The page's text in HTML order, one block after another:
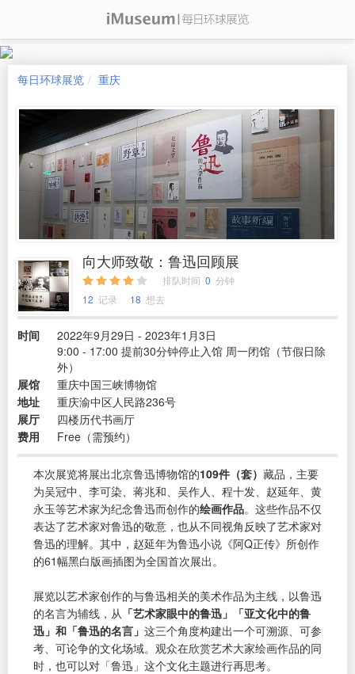
每日环球展览 重庆
向大师致敬：鲁迅回顾展
排队时间 0 分钟
12 记录 18 想去
时间
2022年9月29日 - 2023年1月3日
9:00 - 17:00 提前30分钟停止入馆 周一闭馆（节假日除
外）
展馆
重庆中国三峡博物馆
地址
重庆渝中区人民路236号
展厅
四楼历代书画厅
费用
Free（需预约）
本次展览将展出北京鲁迅博物馆的109件（套） 藏品，主要
为吴冠中、李可染、蒋兆和、吴作人、程十发、赵延年、黄
永玉等艺术家为纪念鲁迅而创作的绘画作品。这些作品不仅
表达了艺术家对鲁迅的敬意，也从不同视角反映了艺术家对
鲁迅的理解。其中，赵延年为鲁迅小说《阿Q正传》所创作
的61幅黑白版画插图为全国首次展出。
展览以艺术家创作的与鲁迅相关的美术作品为主线，以鲁迅
的名言为辅线，从 「艺术家眼中的鲁迅」「亚文化中的鲁
迅」和「鲁迅的名言」 这三个角度构建出一个可溯源、可参
考、可论争的文化场域。观众在欣赏艺术大家绘画作品的同
时，也可以对「鲁迅」这个文化主题进行再思考。